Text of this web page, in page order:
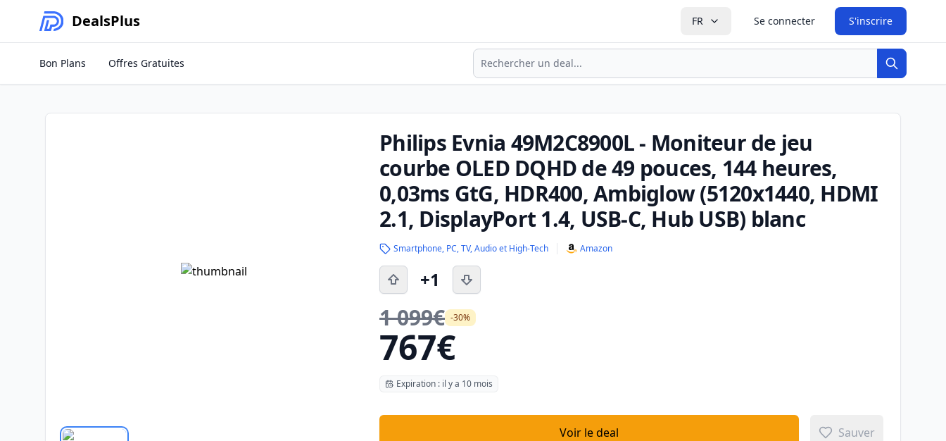
DealsPlus FR Se connecter S'inscrire
Recherche
Recherche
Bon Plans Offres Gratuites
Philips Evnia 49M2C8900L - Moniteur de jeu
courbe OLED DQHD de 49 pouces, 144 heures,
0,03ms GtG, HDR400, Ambiglow (5120x1440, HDMI
2.1, DisplayPort 1.4, USB-C, Hub USB) blanc
Smartphone, PC, TV, Audio et High-Tech Amazon
+1
1 099€ -30%
767€
Expiration : il y a 10 mois
Voir le deal Sauver